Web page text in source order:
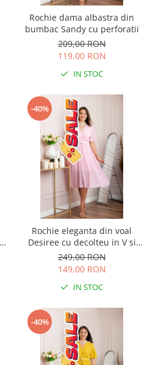
Rochie dama albastra din
bumbac Sandy cu perforatii
209,00 RON
119,00 RON
IN STOC
-40%
Rochie eleganta din voal
Desiree cu decolteu in V si
curea - Roz pastel
249,00 RON
149,00 RON
IN STOC
-40%